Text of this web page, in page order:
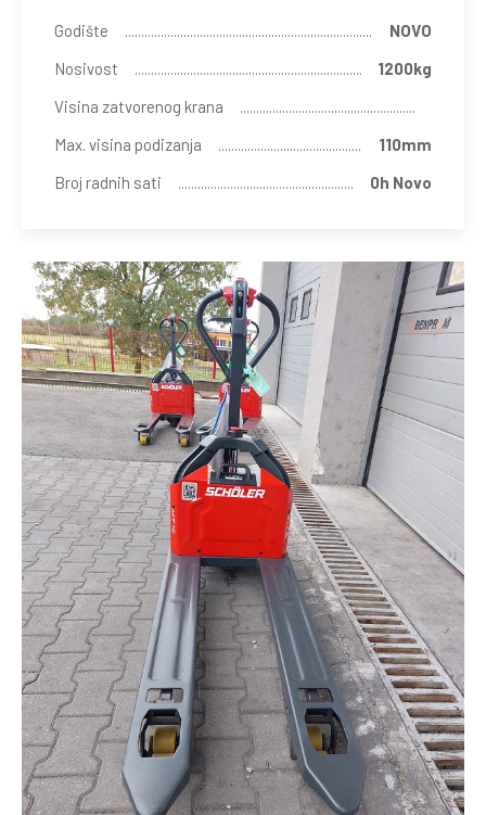
Godište
NOVO
Nosivost
1200kg
Visina zatvorenog krana
Max. visina podizanja
110mm
Broj radnih sati
0h Novo